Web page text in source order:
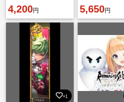
4,200円 5,650円
×1